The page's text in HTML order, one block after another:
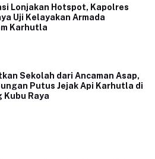
Lonjakan Hotspot, Kapolres
Uji Kelayakan Armada
Karhutla
Sekolah dari Ancaman Asap,
Putus Jejak Api Karhutla di
Kubu Raya